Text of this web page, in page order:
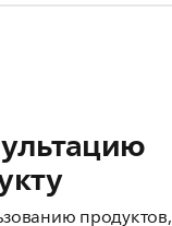
продуктов,